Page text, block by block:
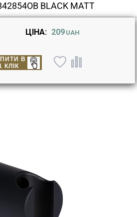
BLACK MATT
ЦІНА: 209 UAH
В
КЛІК